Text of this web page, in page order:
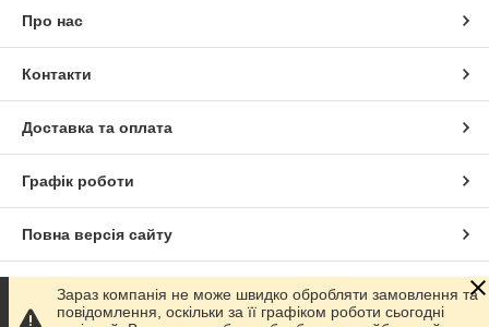
Про нас
Контакти
Доставка та оплата
Графік роботи
Повна версія сайту
Сайт створено на маркетплейсіProm.ua
Зараз компанія не може швидко обробляти замовлення та
повідомлення, оскільки за її графіком роботи сьогодні